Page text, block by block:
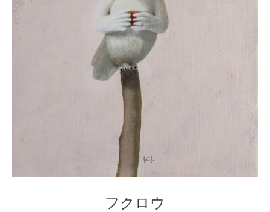
フクロウ